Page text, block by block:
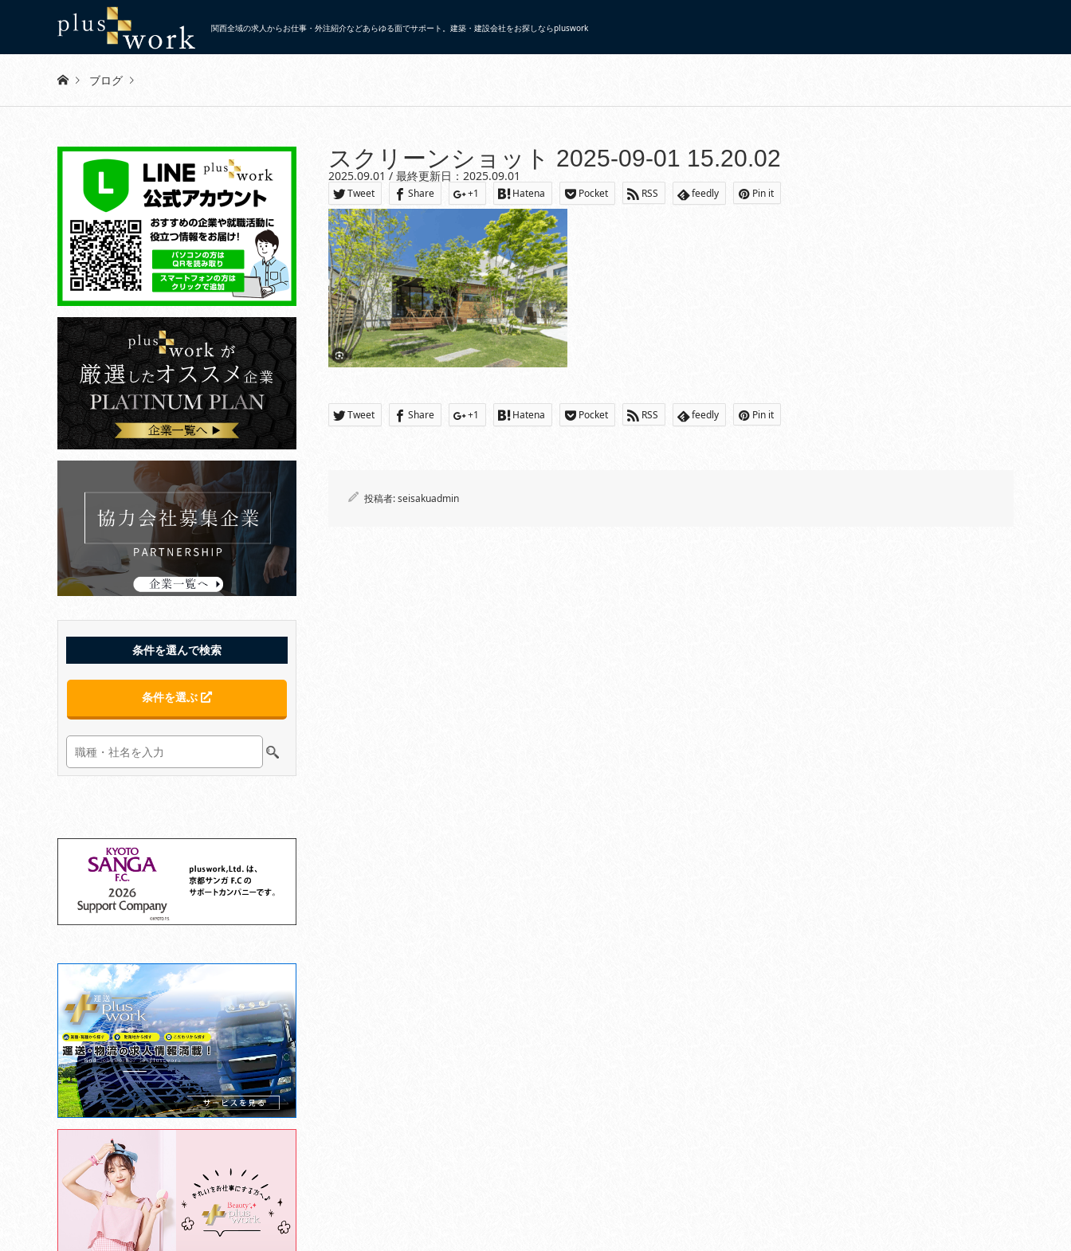
関西全域の求人からお仕事・外注紹介などあらゆる面でサポート。建築・建設会社をお探しならpluswork
ブログ
スクリーンショット 2025-09-01 15.20.02
スクリーンショット 2025-09-01 15.20.02
2025.09.01 / 最終更新日：2025.09.01
Tweet Share +1 Hatena Pocket RSS feedly Pin it
Tweet Share +1 Hatena Pocket RSS feedly Pin it
投稿者:seisakuadmin
条件を選んで検索
条件を選ぶ